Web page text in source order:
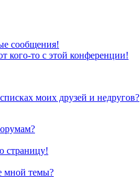
сообщения!
кого-то с этой конференции!
моих друзей и недругов?
страницу!
мной темы?